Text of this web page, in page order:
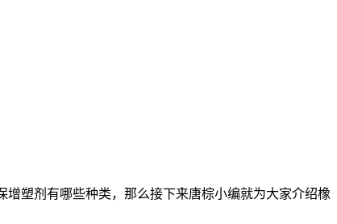
塑剂有哪些种类，那么接下来唐棕小编就为大家介绍橡